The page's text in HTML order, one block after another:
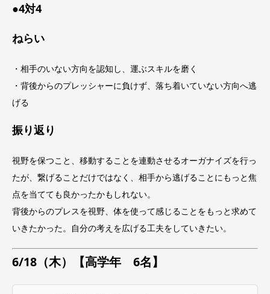
●4対4
ねらい
・相手のいない方向を認知し、運ぶスキルを磨く
・背後からのプレッシャーに負けず、落ち着いていない方向へ逃
げる
振り返り
視野を保つこと、移動することを連動させるオーガナイズを行っ
たが、繋げることだけではなく、相手から逃げることにもっと焦
点を当てても良かったかもしれない。
背後からのプレスを視野、体を使って感じることをもっと求めて
いきたかった。自分の考えを広げる工夫をしていきたい。
6/18（木）【高学年 6名】